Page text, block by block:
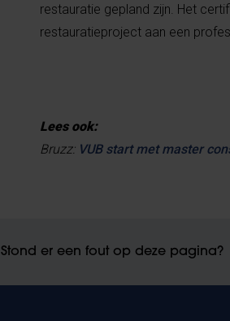
restauratie gepland zijn. Het
restauratieproject aan een
Lees ook:
Bruzz: VUB start met master
Stond er een fout op deze pagina?